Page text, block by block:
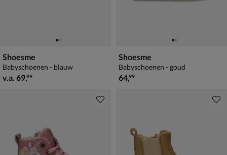
Shoesme
Babyschoenen - blauw
vanaf € 69,99
v.a. 69,99
Shoesme
Babyschoenen - goud
€ 64,99
64,99